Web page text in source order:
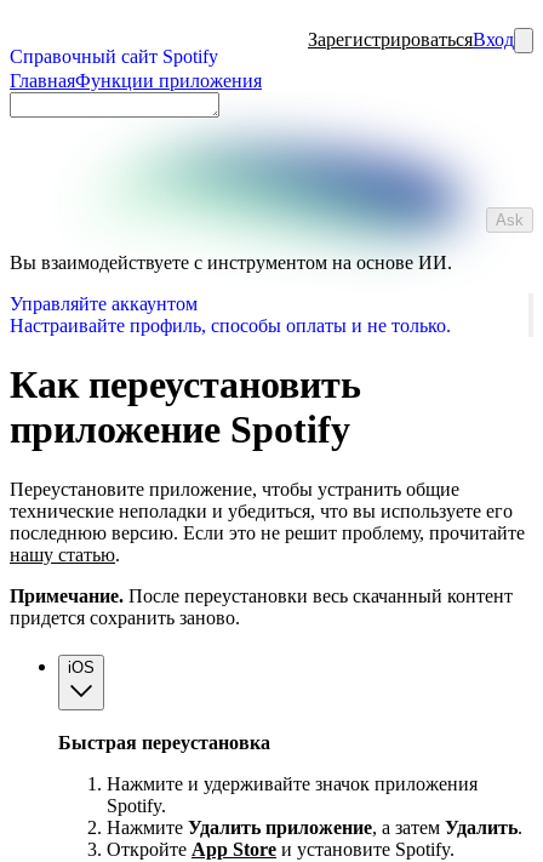
Справочный сайт Spotify
ЗарегистрироватьсяВход
ГлавнаяФункции приложения
Ask
Вы взаимодействуете с инструментом на основе ИИ.
Управляйте аккаунтом
Настраивайте профиль, способы оплаты и не только.
Как переустановить
приложение Spotify
Переустановите приложение, чтобы устранить общие
технические неполадки и убедиться, что вы используете его
последнюю версию. Если это не решит проблему, прочитайте
нашу статью.
Примечание. После переустановки весь скачанный контент
придется сохранить заново.
iOS
Быстрая переустановка
Нажмите и удерживайте значок приложения
Spotify.
Нажмите Удалить приложение, а затем Удалить.
Откройте App Store и установите Spotify.